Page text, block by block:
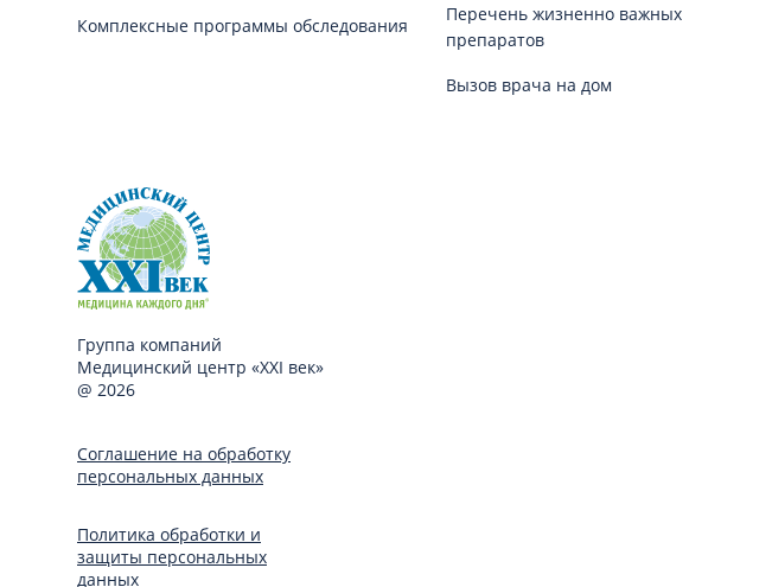
Комплексные программы обследования
Группа компаний
Медицинский центр «XXI век»
@ 2026
Перечень жизненно важных
препаратов
Вызов врача на дом
Соглашение на обработку
персональных данных
Политика обработки и
защиты персональных
данных